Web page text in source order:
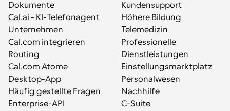
Dokumente
Cal.ai - KI-Telefonagent
Unternehmen
Cal.com integrieren
Routing
Cal.com Atome
Desktop-App
Häufig gestellte Fragen
Enterprise-API
Kundensupport
Höhere Bildung
Telemedizin
Professionelle
Dienstleistungen
Einstellungsmarktplatz
Personalwesen
Nachhilfe
C-Suite